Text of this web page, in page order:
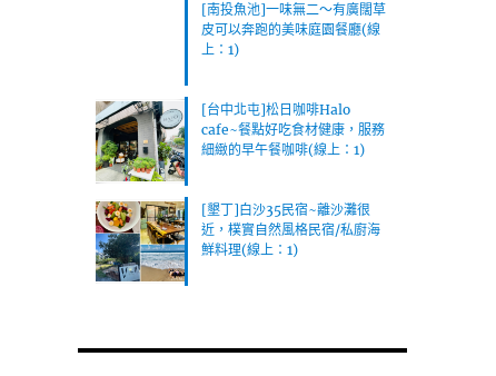
[南投魚池]一味無二～有廣闊草
皮可以奔跑的美味庭園餐廳(線
上：1)
[台中北屯]松日咖啡Halo
cafe~餐點好吃食材健康，服務
細緻的早午餐咖啡(線上：1)
[墾丁]白沙35民宿~離沙灘很
近，樸實自然風格民宿/私廚海
鮮料理(線上：1)